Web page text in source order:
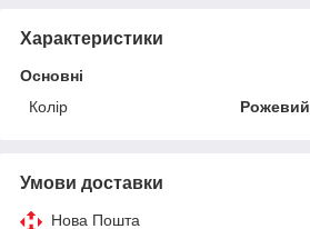
Характеристики
Основні
Колір
Рожевий
Умови доставки
Нова Пошта